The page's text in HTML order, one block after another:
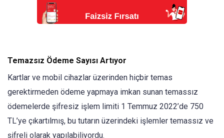
Temazsız Ödeme Sayısı Artıyor
Kartlar ve mobil cihazlar üzerinden hiçbir temas
gerektirmeden ödeme yapmaya imkan sunan temassız
ödemelerde şifresiz işlem limiti 1 Temmuz 2022’de 750
TL’ye çıkartılmış, bu tutarın üzerindeki işlemler temassız ve
şifreli olarak yapılabiliyordu.